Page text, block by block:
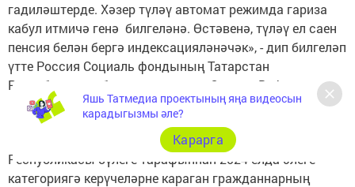
гадиләштерде. Хәзер түләү автомат режимда гариза
кабул итмичә генә билгеләнә. Өстәвенә, түләү ел саен
пенсия белән бергә индексацияләнәчәк», - дип билгеләп
үтте Россия Социаль фондының Татарстан
Республикасы бүлеге идарәчесе Эдуард Вафин.
Россия Социаль фондының Татарстан
Республикасы бүлеге тарафыннан 2024 елда әлеге
категориягә керүчеләрне караган гражданнарның
Яшь Татмедиа проектының яңа видеосын
карадыгызмы әле?
Карарга